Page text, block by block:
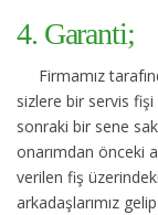
4. Garanti;
Firmamız
sizlere bir servis fişi
sonraki bir sene
onarımdan önceki
verilen fiş
arkadaşlarımız